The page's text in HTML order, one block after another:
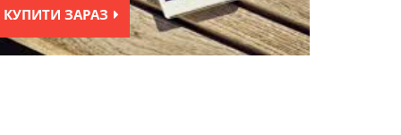
КУПИТИ ЗАРАЗ